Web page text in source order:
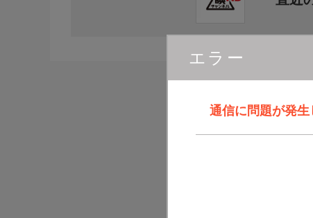
エラー
通信に問題が発